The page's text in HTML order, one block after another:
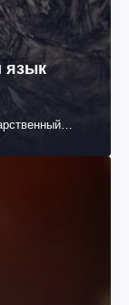
язык